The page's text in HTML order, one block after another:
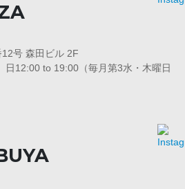
号 森田ビル 2F
12:00 to 19:00（毎月第3水・木曜日